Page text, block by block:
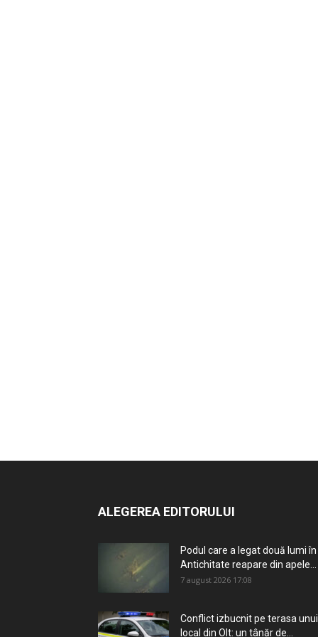
ALEGEREA EDITORULUI
Podul care a legat două lumi în
Antichitate reapare din apele...
7 august 2026 17:08
Conflict izbucnit pe terasa unui
local din Olt: un tânăr de...